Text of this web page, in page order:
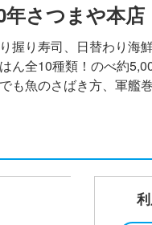
さつまや本店
握り寿司、日替わり海
ん全10種類！のべ約
も魚のさばき方、軍艦